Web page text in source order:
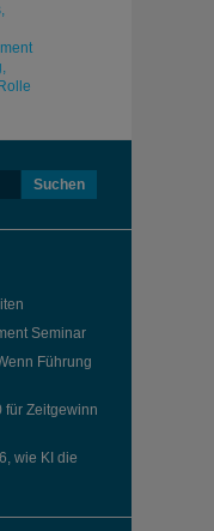
Rolle
Seminar
Führung
für Zeitgewinn
wie KI die